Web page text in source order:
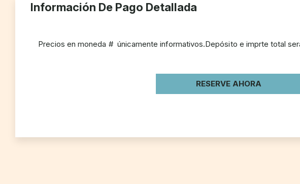
Información De Pago Detallada
Precios en moneda # únicamente informativos.Depósito e imprte total
RESERVE AHORA